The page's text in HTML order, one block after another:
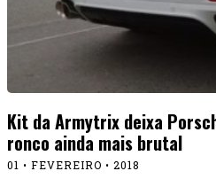
Kit da Armytrix deixa
ronco ainda mais brutal
01 • FEVEREIRO • 2018